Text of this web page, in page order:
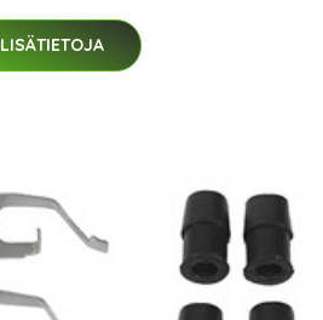
LISÄTIETOJA